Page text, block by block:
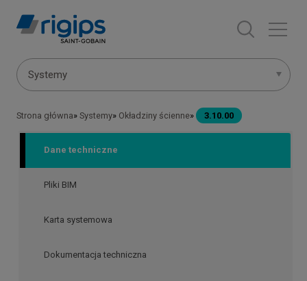
Menu
Systemy
Ścieżka
nawigacyjna
Strona główna Systemy Okładziny ścienne 3.10.00
Dane techniczne
Pliki BIM
Karta systemowa
Dokumentacja techniczna